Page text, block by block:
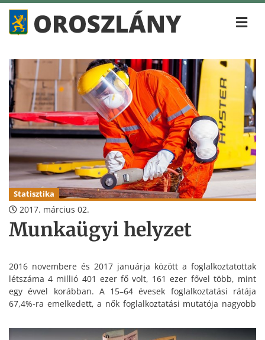
Statisztika
2017. március 02.
Munkaügyi helyzet
2016 novembere és 2017 januárja között a foglalkoztatottak
létszáma 4 millió 401 ezer fő volt, 161 ezer fővel több, mint
egy évvel korábban. A 15–64 évesek foglalkoztatási rátája
67,4%-ra emelkedett, a nők foglalkoztatási mutatója nagyobb